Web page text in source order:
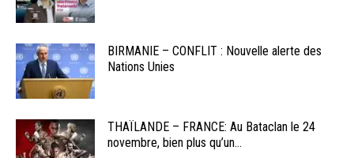
BIRMANIE – CONFLIT : Nouvelle alerte des
Nations Unies
THAÏLANDE – FRANCE: Au Bataclan le 24
novembre, bien plus qu’un...